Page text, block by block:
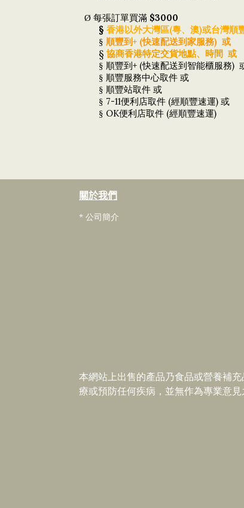
Ø 每張訂單買滿 $3000
§ 香港以外大灣區(粵、澳)或台灣順
§ 順豐到+ (快速配送到家服務) 或
§ 協商香港特定交貨地點、時間
或
§ 順豐到 + (快速配送到智能櫃服務)
§ 順豐服務中心取件 或
§ 順豐站取件 或
§ 7-11便利店取件 (經順豐速運) 或
§ OK便利店取件 (經順豐速運)
關於我們
* 公司簡介
本網站上出售的產品乃食品或營養補
療或預防任何疾病，並無作為專業意見